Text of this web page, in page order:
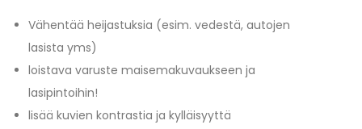
Vähentää heijastuksia (esim. vedestä, autojen
lasista yms)
loistava varuste maisemakuvaukseen ja
lasipintoihin!
lisää kuvien kontrastia ja kylläisyyttä